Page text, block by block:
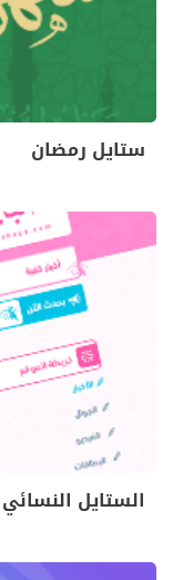
ستايل رمضان
الستايل النسائي